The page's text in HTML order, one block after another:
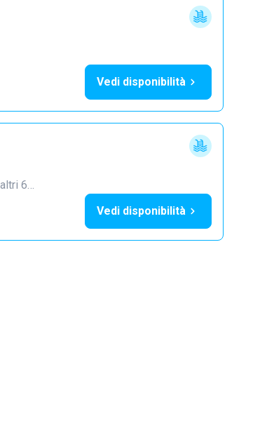
Vedi disponibilità
6…
Vedi disponibilità